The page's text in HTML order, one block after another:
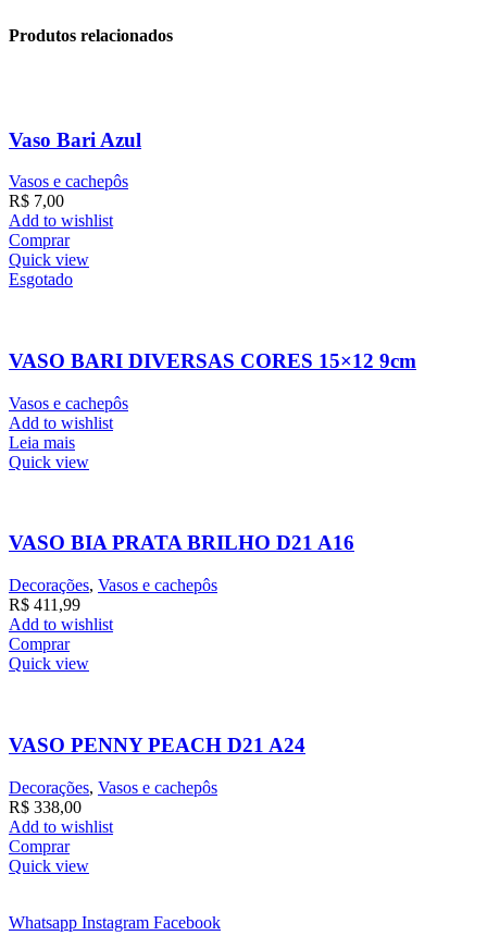
Produtos relacionados
Vaso Bari Azul
Vasos e cachepôs
R$ 7,00
Add to wishlist
Comprar
Quick view
Esgotado
VASO BARI DIVERSAS CORES 15×12 9cm
Vasos e cachepôs
Add to wishlist
Leia mais
Quick view
VASO BIA PRATA BRILHO D21 A16
Decorações, Vasos e cachepôs
R$ 411,99
Add to wishlist
Comprar
Quick view
VASO PENNY PEACH D21 A24
Decorações, Vasos e cachepôs
R$ 338,00
Add to wishlist
Comprar
Quick view
Whatsapp Instagram Facebook